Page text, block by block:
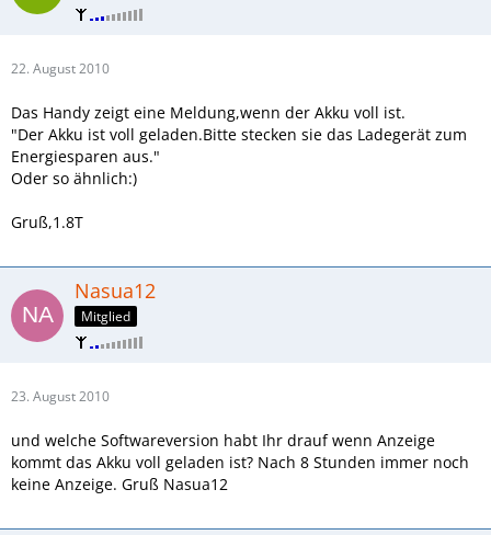
22. August 2010
Das Handy zeigt eine Meldung,wenn der Akku voll ist.
"Der Akku ist voll geladen.Bitte stecken sie das Ladegerät zum
Energiesparen aus."
Oder so ähnlich:)
Gruß,1.8T
Nasua12
Mitglied
23. August 2010
und welche Softwareversion habt Ihr drauf wenn Anzeige
kommt das Akku voll geladen ist? Nach 8 Stunden immer noch
keine Anzeige. Gruß Nasua12